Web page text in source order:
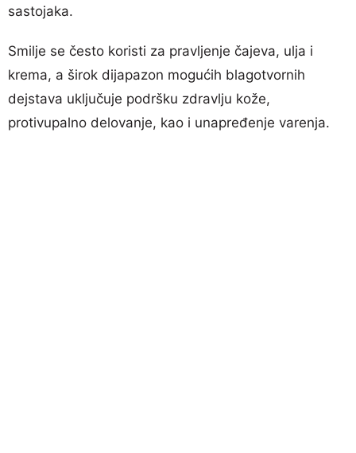
sastojaka.
Smilje se često koristi za pravljenje čajeva, ulja i
krema, a širok dijapazon mogućih blagotvornih
dejstava uključuje podršku zdravlju kože,
protivupalno delovanje, kao i unapređenje varenja.